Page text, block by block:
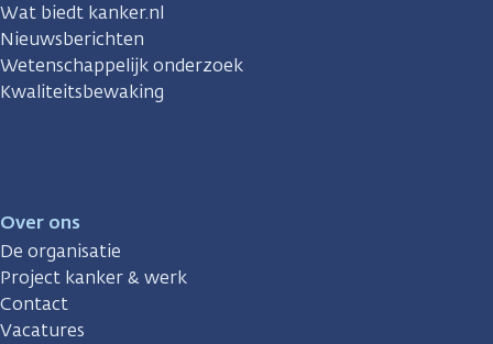
Wat biedt kanker.nl
Nieuwsberichten
Wetenschappelijk onderzoek
Kwaliteitsbewaking
Over ons
De organisatie
Project kanker & werk
Contact
Vacatures